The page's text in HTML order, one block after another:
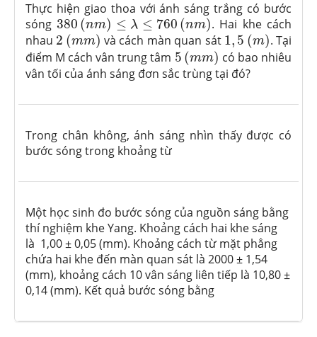
Thực hiện giao thoa với ánh sáng trắng có bước
sóng380 (nm) ≤ λ ≤ 760 (nm)
380(nm)≤λ≤760(nm)
. Hai khe cách
nhau 2 (mm)
2(mm) và cách màn quan sát 1, 5 (m)
1,5(m) . Tại
điểm M cách vân trung tâm 5 (mm)
5(mm) có bao nhiêu
vân tối của ánh sáng đơn sắc trùng tại đó?
Trong chân không, ánh sáng nhìn thấy được có
bước sóng trong khoảng từ
Một học sinh đo bước sóng của nguồn sáng bằng
thí nghiệm khe Yang. Khoảng cách hai khe sáng
là 1,00 ± 0,05 (mm). Khoảng cách từ mặt phẳng
chứa hai khe đến màn quan sát là 2000 ± 1,54
(mm), khoảng cách 10 vân sáng liên tiếp là 10,80 ±
0,14 (mm). Kết quả bước sóng bằng